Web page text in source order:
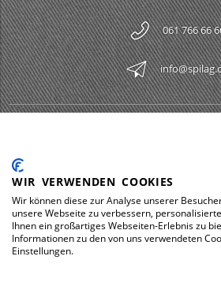
061 766 66
LEGAL
DOWNLOADS
WIR VERWENDEN COOKIES
Wir können diese zur Analyse unserer
unsere Webseite zu verbessern,
Ihnen ein großartiges Webseiten-Erlebnis zu
Informationen zu den von uns verwendeten
Einstellungen.